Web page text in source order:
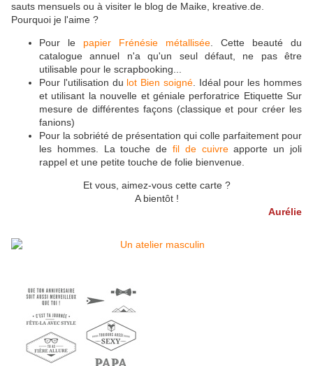
sauts mensuels ou à visiter le blog de Maike, kreative.de.
Pourquoi je l'aime ?
Pour le papier Frénésie métallisée . Cette beauté du
catalogue annuel n'a qu'un seul défaut, ne pas être
utilisable pour le scrapbooking...
Pour l'utilisation du lot Bien soigné. Idéal pour les hommes
et utilisant la nouvelle et géniale perforatrice Etiquette Sur
mesure de différentes façons (classique et pour créer les
fanions)
Pour la sobriété de présentation qui colle parfaitement pour
les hommes. La touche de fil de cuivreapporte un joli
rappel et une petite touche de folie bienvenue.
Et vous, aimez-vous cette carte ?
A bientôt !
Aurélie